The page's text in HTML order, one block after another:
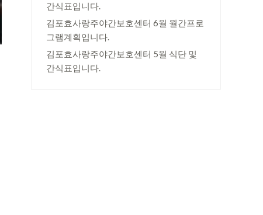
간식표입니다.
김포효사랑주야간보호센터 6월 월간프로
그램계획입니다.
김포효사랑주야간보호센터 5월 식단 및
간식표입니다.